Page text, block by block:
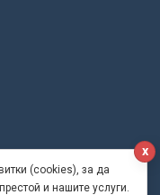
(cookies), за да
и нашите услуги.
x